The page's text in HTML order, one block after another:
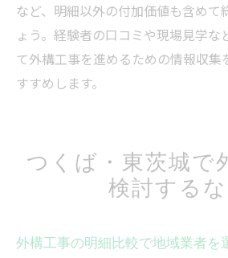
など、明細以外の付加価値も含めて
ょう。経験者の口コミや現場見学な
て外構工事を進めるための情報収集
すすめします。
つくば・東茨城で
検討する
外構工事の明細比較で地域業者を